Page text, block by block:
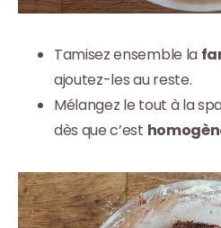
Tamisez ensemble la
ajoutez-les au reste.
Mélangez le tout à la
dès que c’est